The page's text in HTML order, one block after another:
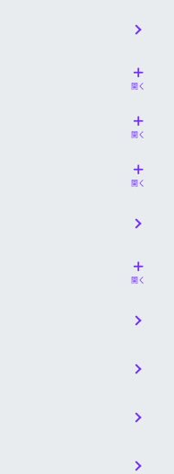
開く
開く
開く
開く